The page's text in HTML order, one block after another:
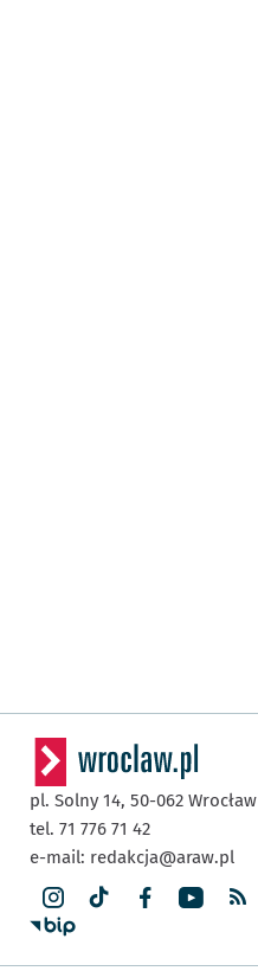
pl. Solny 14, 50-062 Wrocław
tel. 71 776 71 42
e-mail: redakcja@araw.pl